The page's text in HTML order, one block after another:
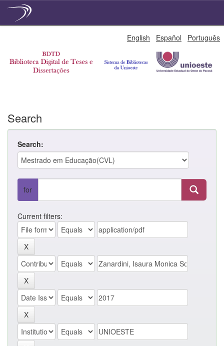
English Español Português
Search
Search:
for
Current filters: